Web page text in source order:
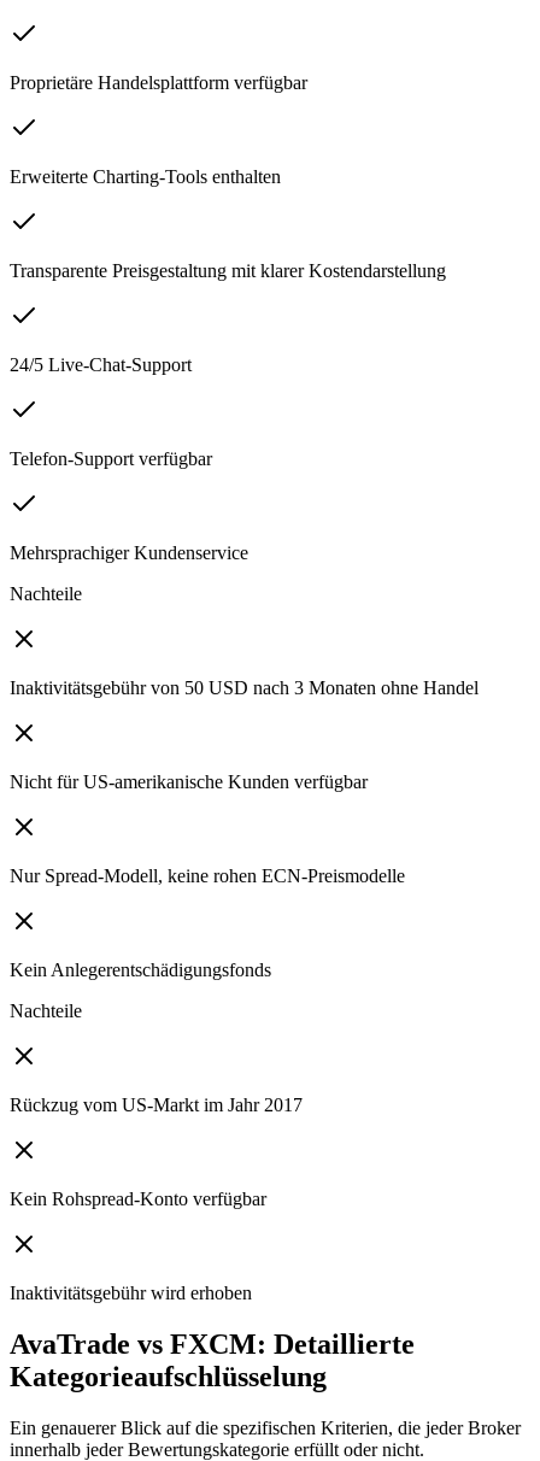
Proprietäre Handelsplattform verfügbar
Erweiterte Charting-Tools enthalten
Transparente Preisgestaltung mit klarer Kostendarstellung
24/5 Live-Chat-Support
Telefon-Support verfügbar
Mehrsprachiger Kundenservice
Nachteile
Inaktivitätsgebühr von 50 USD nach 3 Monaten ohne Handel
Nicht für US-amerikanische Kunden verfügbar
Nur Spread-Modell, keine rohen ECN-Preismodelle
Kein Anlegerentschädigungsfonds
Nachteile
Rückzug vom US-Markt im Jahr 2017
Kein Rohspread-Konto verfügbar
Inaktivitätsgebühr wird erhoben
AvaTrade vs FXCM: Detaillierte
Kategorieaufschlüsselung
Ein genauerer Blick auf die spezifischen Kriterien, die jeder Broker
innerhalb jeder Bewertungskategorie erfüllt oder nicht.